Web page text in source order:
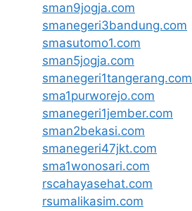
sman9jogja.com
smanegeri3bandung.com
smasutomo1.com
sman5jogja.com
smanegeri1tangerang.com
sma1purworejo.com
smanegeri1jember.com
sman2bekasi.com
smanegeri47jkt.com
sma1wonosari.com
rscahayasehat.com
rsumalikasim.com